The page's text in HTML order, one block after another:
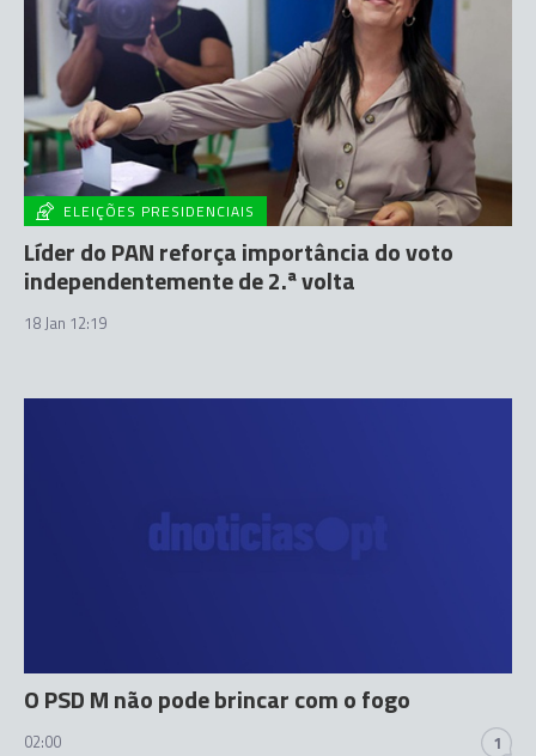
ELEIÇÕES PRESIDENCIAIS
Líder do PAN reforça importância do voto
independentemente de 2.ª volta
18 Jan 12:19
O PSD M não pode brincar com o fogo
02:00 1